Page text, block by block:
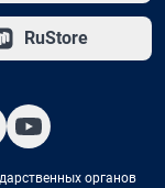
RuStore
органов